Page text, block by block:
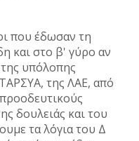
που έδωσαν τη
και στο β' γύρο αν
υπόλοπης
της ΛΑΕ, από
δουλειάς και του
τα λόγια του Δ